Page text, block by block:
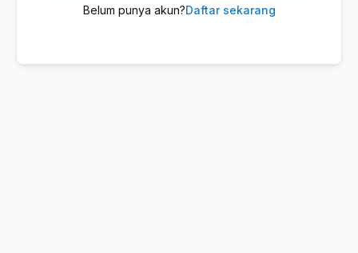
Belum punya akun?Daftar sekarang